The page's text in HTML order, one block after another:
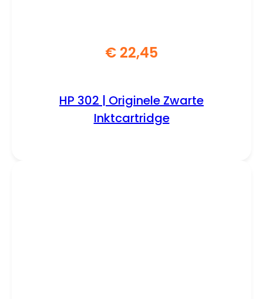
€ 22,45
HP 302 | Originele Zwarte
Inktcartridge